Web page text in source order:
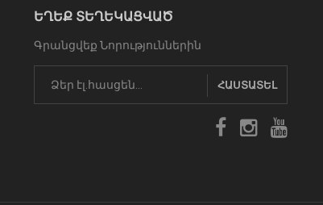
ԵՂԵՔ ՏԵՂԵԿԱՑՎԱԾ
Գրանցվեք Նորություններին
ՀԱՍՏԱՏԵԼ